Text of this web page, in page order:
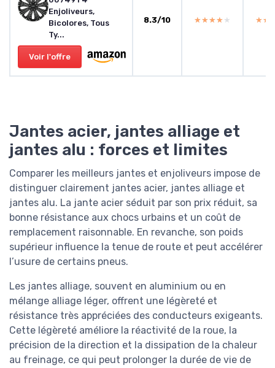
Enjoliveurs,
Bicolores, Tous
Ty...
Voir l'offre
8.3/10 ★★★★★
★★★★★
Jantes acier, jantes alliage et
jantes alu : forces et limites
Comparer les meilleurs jantes et enjoliveurs impose de
distinguer clairement jantes acier, jantes alliage et
jantes alu. La jante acier séduit par son prix réduit, sa
bonne résistance aux chocs urbains et un coût de
remplacement raisonnable. En revanche, son poids
supérieur influence la tenue de route et peut accélérer
l’usure de certains pneus.
Les jantes alliage, souvent en aluminium ou en
mélange alliage léger, offrent une légèreté et
résistance très appréciées des conducteurs exigeants.
Cette légèreté améliore la réactivité de la roue, la
précision de la direction et la dissipation de la chaleur
au freinage, ce qui peut prolonger la durée de vie de